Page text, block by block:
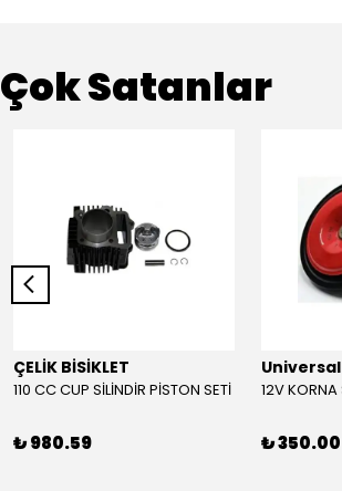
Çok Satanlar
ÇELİK BİSİKLET
110 CC CUP SİLİNDİR PİSTON SETİ
₺ 980.59
Universal
₺ 350.00